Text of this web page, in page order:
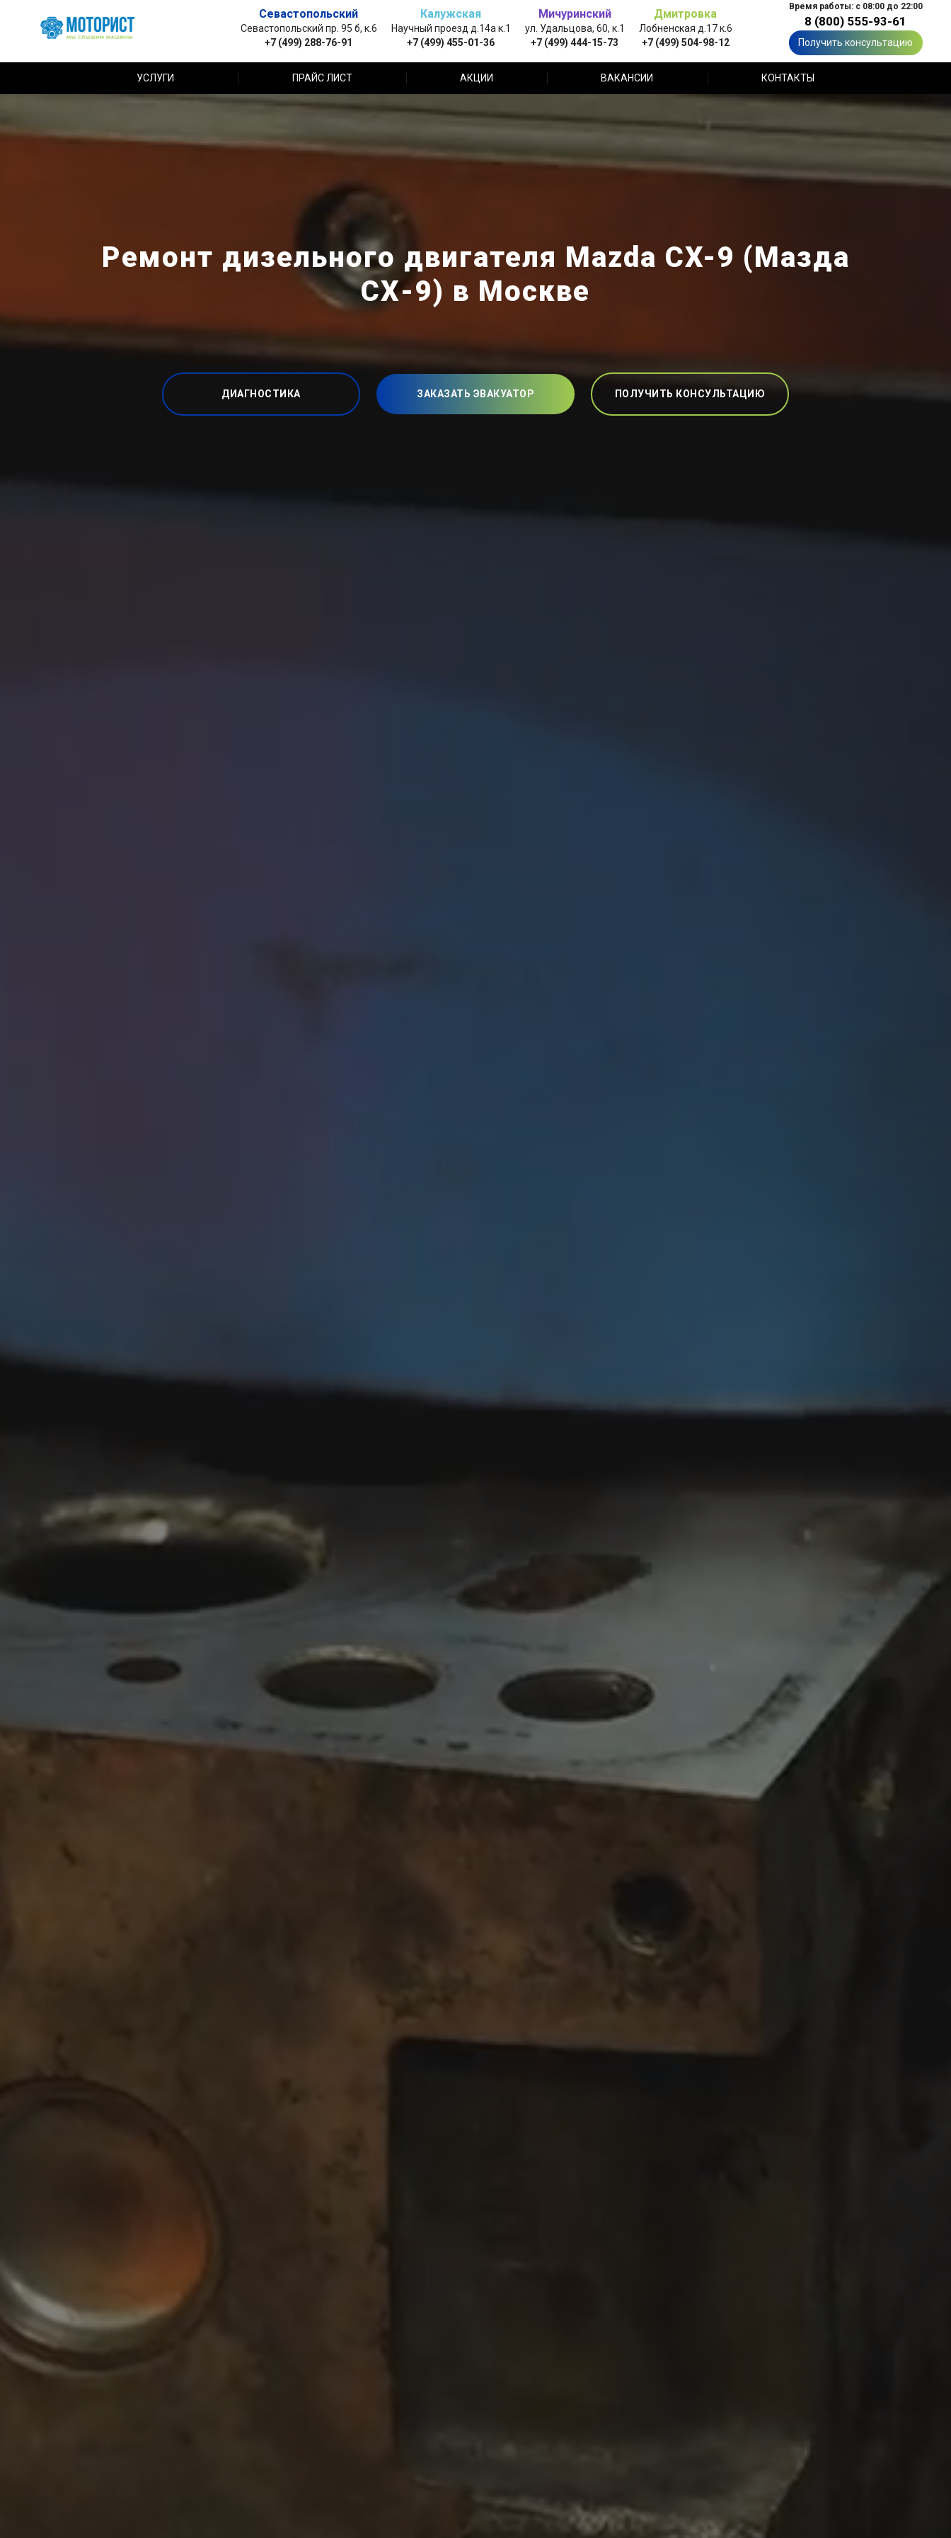
Севастопольский
Севастопольский пр. 95 б, к.6
+7 (499) 288-76-91
Калужская
Научный проезд д.14а к.1
+7 (499) 455-01-36
Мичуринский
ул. Удальцова, 60, к.1
+7 (499) 444-15-73
Дмитровка
Лобненская д.17 к.6
+7 (499) 504-98-12
Время работы: с 08:00 до 22:00
8 (800) 555-93-61
Получить консультацию
УСЛУГИ ПРАЙС ЛИСТ АКЦИИ ВАКАНСИИ КОНТАКТЫ
Ремонт дизельного двигателя Mazda CX-9 (Мазда
СХ-9) в Москве
ДИАГНОСТИКА ЗАКАЗАТЬ ЭВАКУАТОР ПОЛУЧИТЬ КОНСУЛЬТАЦИЮ